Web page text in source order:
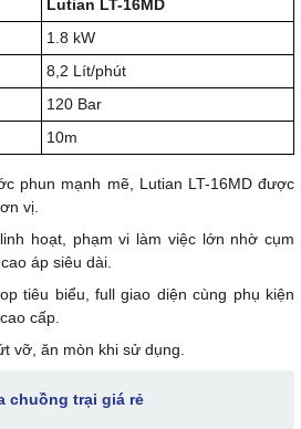
Lutian LT-16MD
1.8 kW
8,2 Lít/phút
120 Bar
10m
phun mạnh mẽ, Lutian LT-16MD được
vị.
hoạt, phạm vi làm việc lớn nhờ cụm
áp siêu dài.
tiêu biểu, full giao diện cùng phụ kiện
cấp.
vỡ, ăn mòn khi sử dụng.
chuồng trại giá rẻ